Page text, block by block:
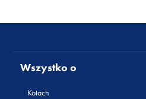
Wszystko o
Kotach